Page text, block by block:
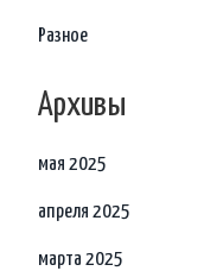
Разное
Архивы
мая 2025
апреля 2025
марта 2025